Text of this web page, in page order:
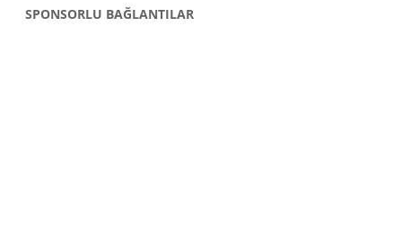
SPONSORLU BAĞLANTILAR